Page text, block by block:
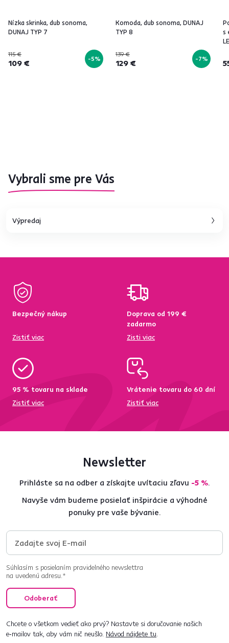
Nízka skrinka, dub sonoma,
DUNAJ TYP 7
115 €
109 € -5%
Komoda, dub sonoma, DUNAJ
TYP 8
139 €
129 € -7%
s
Vybrali sme pre Vás
Výpredaj
Bezpečný nákup
Zistiť viac
Doprava od 199 €
zadarmo
Zisti viac
95 % tovaru na sklade
Zistiť viac
Vrátenie tovaru do 60 dní
Zistiť viac
Newsletter
Prihláste sa na odber a získajte uvítaciu zľavu -5 %.
Navyše vám budeme posielať inšpirácie a výhodné
ponuky pre vaše bývanie.
Súhlasím s posielaním pravidelného newslettra
na uvedenú adresu.*
Odoberať
Chcete o všetkom vedieť ako prvý? Nastavte si doručovanie našich
e‑mailov tak, aby vám nič neušlo. Návod nájdete tu.